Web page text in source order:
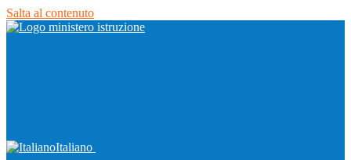
Salta al contenuto
Italiano